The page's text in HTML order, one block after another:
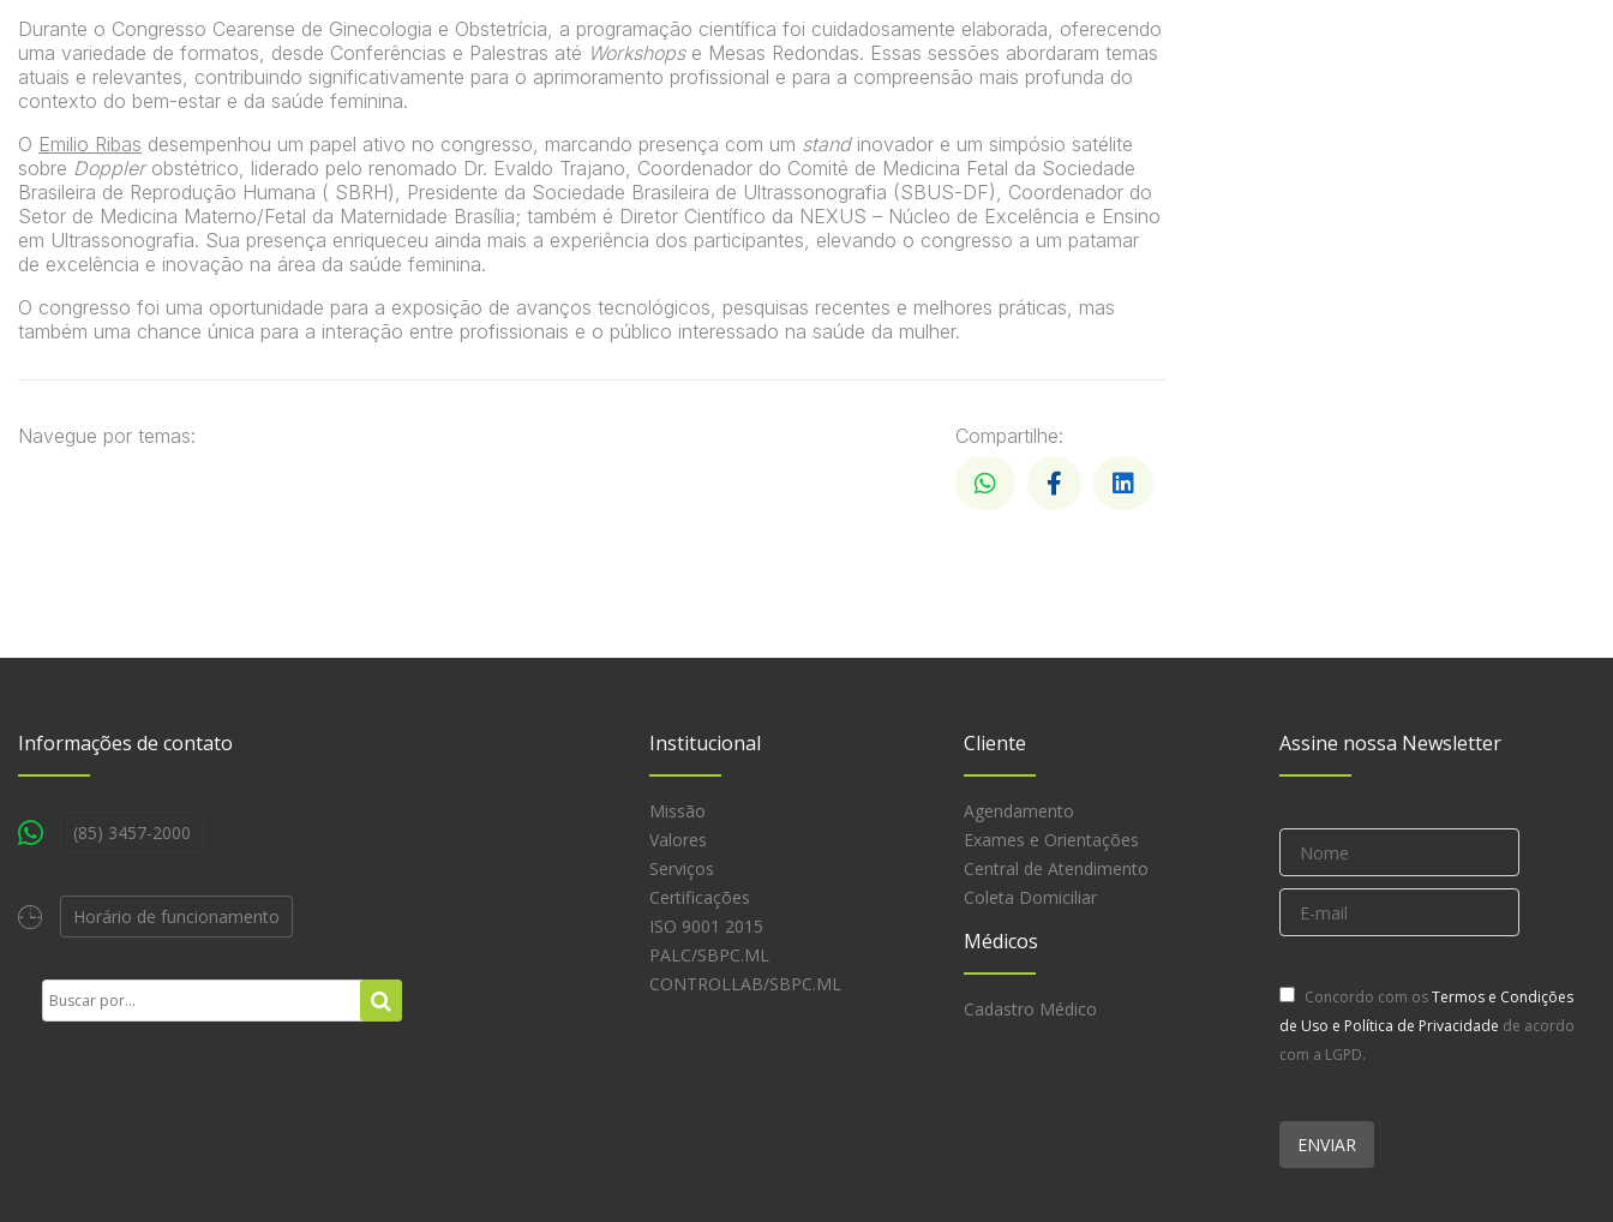
Durante o Congresso Cearense de Ginecologia e Obstetrícia, a programação científica foi cuidadosamente elaborada, oferecendo
uma variedade de formatos, desde Conferências e Palestras até Workshopse Mesas Redondas. Essas sessões abordaram temas
atuais e relevantes, contribuindo significativamente para o aprimoramento profissional e para a compreensão mais profunda do
contexto do bem-estar e da saúde feminina.
O Emilio Ribas desempenhou um papel ativo no congresso, marcando presença com um standinovador e um simpósio satélite
sobre Dopplerobstétrico, liderado pelo renomado Dr. Evaldo Trajano, Coordenador do Comitê de Medicina Fetal da Sociedade
Brasileira de Reprodução Humana ( SBRH), Presidente da Sociedade Brasileira de Ultrassonografia (SBUS-DF), Coordenador do
Setor de Medicina Materno/Fetal da Maternidade Brasília; também é Diretor Científico da NEXUS – Núcleo de Excelência e Ensino
em Ultrassonografia. Sua presença enriqueceu ainda mais a experiência dos participantes, elevando o congresso a um patamar
de excelência e inovação na área da saúde feminina.
O congresso foi uma oportunidade para a exposição de avanços tecnológicos, pesquisas recentes e melhores práticas, mas
também uma chance única para a interação entre profissionais e o público interessado na saúde da mulher.
Navegue por temas: Compartilhe:
Informações de contato
(85) 3457-2000
Horário de funcionamento
Institucional
Missão
Valores
Serviços
Certificações
ISO 9001 2015
PALC/SBPC.ML
CONTROLLAB/SBPC.ML
Cliente
Agendamento
Exames e Orientações
Central de Atendimento
Coleta Domiciliar
Médicos
Cadastro Médico
Assine nossa Newsletter
Concordo com osTermos e Condições
de Uso e Política de Privacidade de acordo
com a LGPD.